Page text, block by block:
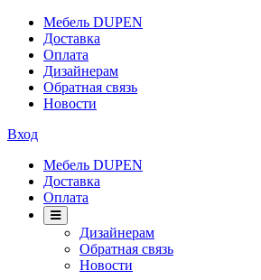
Мебель DUPEN
Доставка
Оплата
Дизайнерам
Обратная связь
Новости
Вход
Мебель DUPEN
Доставка
Оплата
Дизайнерам
Обратная связь
Новости